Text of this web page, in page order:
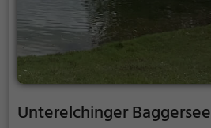
Unterelchinger Baggersee